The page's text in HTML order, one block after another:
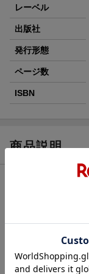
レーベル
出版社
発行形態
ページ数
ISBN
商品説明
内容紹介（
家づくりは、もっ
これからの人生を
素材ひとつで、暮